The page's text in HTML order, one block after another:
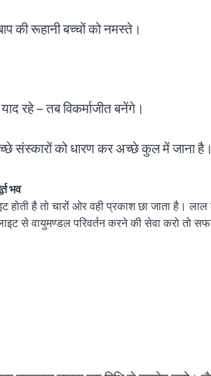
की रूहानी बच्चों को नमस्ते।
रहे – तब विकर्माजीत बनेंगे।
संस्कारों को धारण कर अच्छे कुल में जाना है।
भव
होती है तो चारों ओर वही प्रकाश छा जाता है।
से वायुमण्डल परिवर्तन करने की सेवा करो